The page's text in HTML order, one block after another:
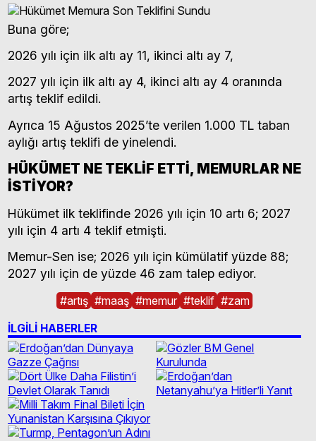
Buna göre;
2026 yılı için ilk altı ay 11, ikinci altı ay 7,
2027 yılı için ilk altı ay 4, ikinci altı ay 4 oranında
artış teklif edildi.
Ayrıca 15 Ağustos 2025’te verilen 1.000 TL taban
aylığı artış teklifi de yinelendi.
HÜKÜMET NE TEKLİF ETTİ, MEMURLAR NE
İSTİYOR?
Hükümet ilk teklifinde 2026 yılı için 10 artı 6; 2027
yılı için 4 artı 4 teklif etmişti.
Memur-Sen ise; 2026 yılı için kümülatif yüzde 88;
2027 yılı için de yüzde 46 zam talep ediyor.
#artış #maaş #memur #teklif #zam
İLGİLİ HABERLER